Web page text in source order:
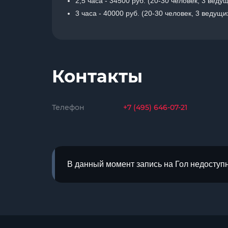
3 часа - 40000 руб. (20-30 человек, 3
Контакты
Телефон +7 (495) 646-07-21
В данный момент запись на Гол